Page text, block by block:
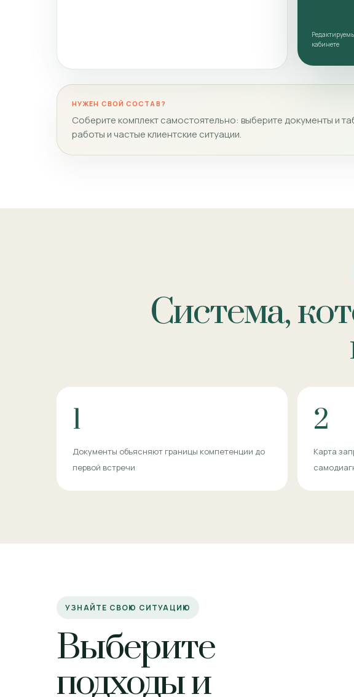
кабинете
НУЖЕН СВОЙ СОСТАВ?
Соберите комплект самостоятельно: выберите документы и
работы и частые клиентские ситуации.
Система,
1
Документы объясняют границы компетенции до
первой встречи
2
Карта
УЗНАЙТЕ СВОЮ СИТУАЦИЮ
Выберите
подходы и